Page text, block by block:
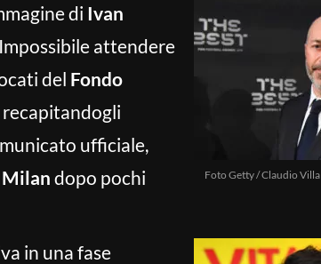
Foto Getty / Claudio Villa
di Ivan
attendere
del Fondo
recapitandogli
ufficiale,
Milan dopo pochi
in una fase